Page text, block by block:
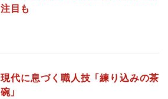
注目も
現代に息づく職人技 「練り込みの茶
碗」